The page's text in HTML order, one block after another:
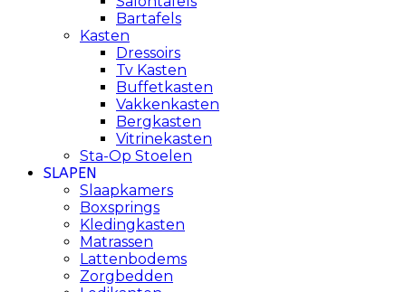
Bartafels
Kasten
Dressoirs
Tv Kasten
Buffetkasten
Vakkenkasten
Bergkasten
Vitrinekasten
Sta-Op Stoelen
SLAPEN
Slaapkamers
Boxsprings
Kledingkasten
Matrassen
Lattenbodems
Zorgbedden